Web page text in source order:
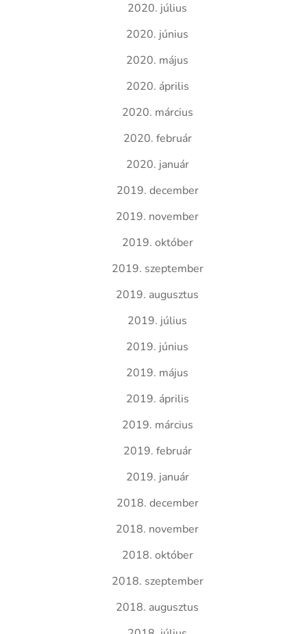
2020. július
2020. június
2020. május
2020. április
2020. március
2020. február
2020. január
2019. december
2019. november
2019. október
2019. szeptember
2019. augusztus
2019. július
2019. június
2019. május
2019. április
2019. március
2019. február
2019. január
2018. december
2018. november
2018. október
2018. szeptember
2018. augusztus